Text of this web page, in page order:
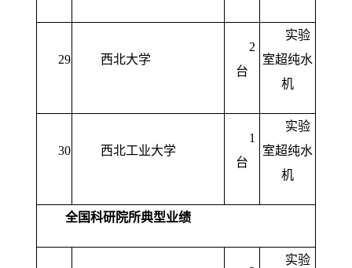
29 西北大学
2
台
实验
室超纯水
机
30 西北工业大学
1
台
实验
室超纯水
机
全国科研院所典型业绩
实验